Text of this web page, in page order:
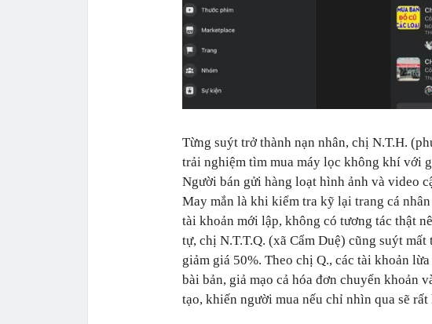
Từng suýt trở thành nạn nhân, chị N.T.H.
trải nghiệm tìm mua máy lọc không khí với
Người bán gửi hàng loạt hình ảnh và video
May mắn là khi kiểm tra kỹ lại trang cá
tài khoản mới lập, không có tương tác thật
tự, chị N.T.T.Q. (xã Cẩm Duệ) cũng suýt
giảm giá 50%. Theo chị Q., các tài khoản
bài bản, giả mạo cả hóa đơn chuyển khoản
tạo, khiến người mua nếu chỉ nhìn qua sẽ